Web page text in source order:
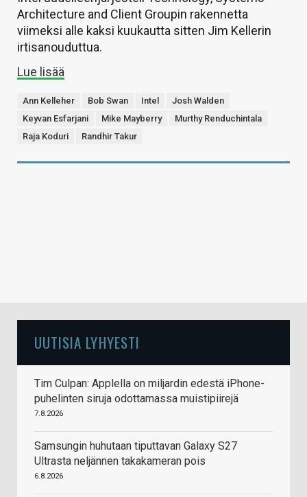
Architecture and Client Groupin rakennetta
viimeksi alle kaksi kuukautta sitten Jim Kellerin
irtisanouduttua.
Lue lisää
Ann Kelleher Bob Swan Intel
Josh Walden
Keyvan Esfarjani
Mike Mayberry
Murthy Renduchintala
Raja Koduri
Randhir Takur
UUTISIA LYHYESTI
Tim Culpan: Applella on miljardin edestä iPhone-
puhelinten siruja odottamassa muistipiirejä
7.8.2026
Samsungin huhutaan tiputtavan Galaxy S27
Ultrasta neljännen takakameran pois
6.8.2026